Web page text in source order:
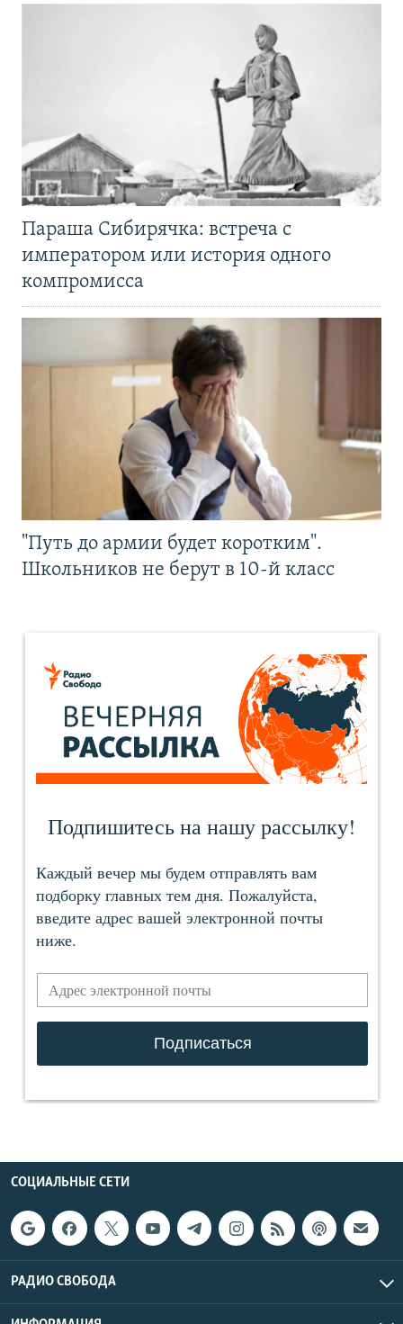
Параша Сибирячка: встреча с
императором или история одного
компромисса
"Путь до армии будет коротким".
Школьников не берут в 10-й класс
СОЦИАЛЬНЫЕ СЕТИ
РАДИО СВОБОДА